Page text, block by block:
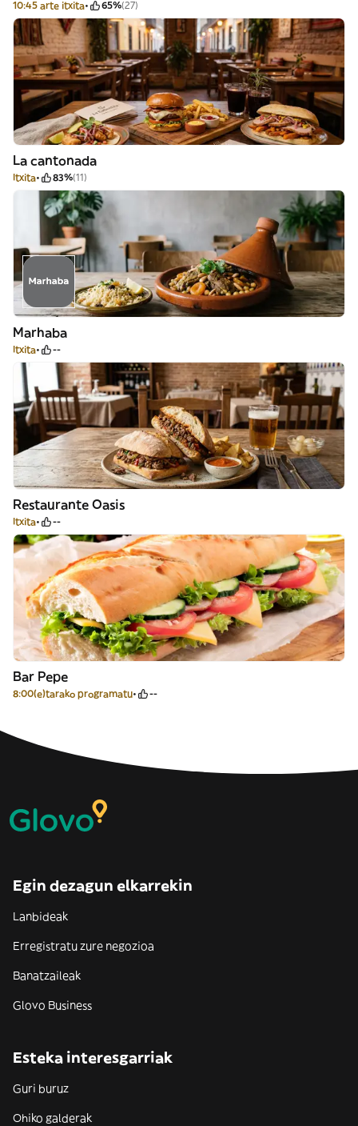
10:45 arte itxita 65%(27)
La cantonada
Itxita 83%(11)
Marhaba
Itxita --
Restaurante Oasis
Itxita --
Bar Pepe
8:00(e)tarako programatu --
Egin dezagun elkarrekin
Lanbideak
Erregistratu zure negozioa
Banatzaileak
Glovo Business
Esteka interesgarriak
Guri buruz
Ohiko galderak